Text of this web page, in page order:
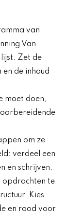
van
Van
lijst. Zet de
en de inhoud
moet doen,
om ze
verdeel een
en schrijven.
opdrachten te
Kies
en rood voor